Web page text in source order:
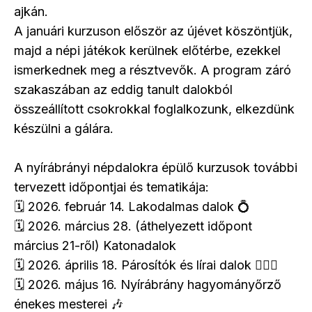
ajkán.
A januári kurzuson először az újévet köszöntjük,
majd a népi játékok kerülnek előtérbe, ezekkel
ismerkednek meg a résztvevők. A program záró
szakaszában az eddig tanult dalokból
összeállított csokrokkal foglalkozunk, elkezdünk
készülni a gálára.
A nyírábrányi népdalokra épülő kurzusok további
tervezett időpontjai és tematikája:
🗓️ 2026. február 14. Lakodalmas dalok 💍
🗓️ 2026. március 28. (áthelyezett időpont
március 21-ről) Katonadalok
🗓️ 2026. április 18. Párosítók és lírai dalok 👩‍❤️‍👨
🗓️ 2026. május 16. Nyírábrány hagyományőrző
énekes mesterei 🎶